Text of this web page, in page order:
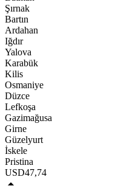
Şırnak
Bartın
Ardahan
Iğdır
Yalova
Karabük
Kilis
Osmaniye
Düzce
Lefkoşa
Gazimağusa
Girne
Güzelyurt
İskele
Pristina
USD47,74